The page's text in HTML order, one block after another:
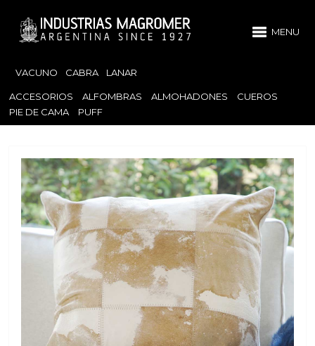
MENU
VACUNO CABRA LANAR
ACCESORIOS ALFOMBRAS ALMOHADONES
CUEROS
PIE DE CAMA
PUFF